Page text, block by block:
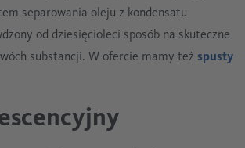
separowania oleju z kondensatu
od dziesięcioleci sposób na skuteczne
substancji. W ofercie mamy też spusty